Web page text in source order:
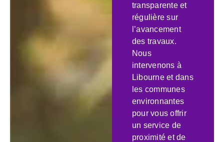
transparente et
régulière sur
l’avancement
des travaux.
Nous
intervenons à
Libourne et dans
les communes
environnantes
pour vous offrir
un service de
proximité et de